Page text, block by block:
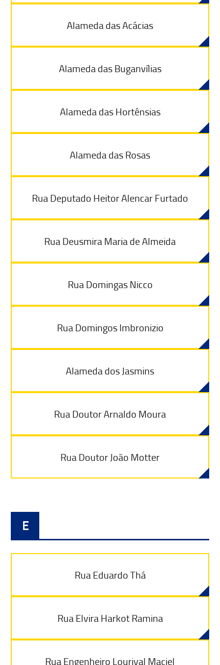
Alameda das Acácias
Alameda das Buganvílias
Alameda das Hortênsias
Alameda das Rosas
Rua Deputado Heitor Alencar Furtado
Rua Deusmira Maria de Almeida
Rua Domingas Nicco
Rua Domingos Imbronizio
Alameda dos Jasmins
Rua Doutor Arnaldo Moura
Rua Doutor João Motter
E
Rua Eduardo Thá
Rua Elvira Harkot Ramina
Rua Engenheiro Lourival Maciel